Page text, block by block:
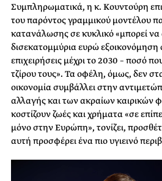
Συμπληρωματικά, η κ. Κουντούρη
του παρόντος γραμμικού μοντέλου
κατανάλωσης σε κυκλικό «μπορεί
δισεκατομμύρια ευρώ εξοικονόμηση
επιχειρήσεις μέχρι το 2030 – ποσό
τζίρου τους». Τα οφέλη, όμως, δεν
οικονομία συμβάλλει στην
αλλαγής και των ακραίων καιρικών
κοστίζουν ζωές και χρήματα «σε
μόνο στην Ευρώπη», τονίζει,
αυτή προσφέρει ένα πιο υγιεινό